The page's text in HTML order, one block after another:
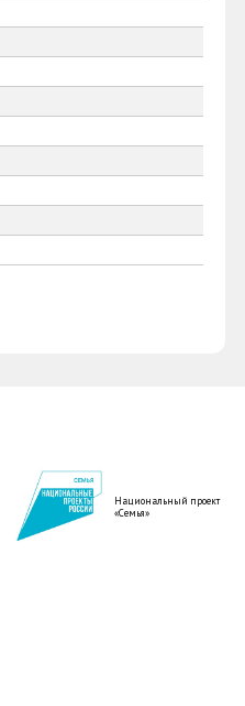
Национальный проект
«Семья»